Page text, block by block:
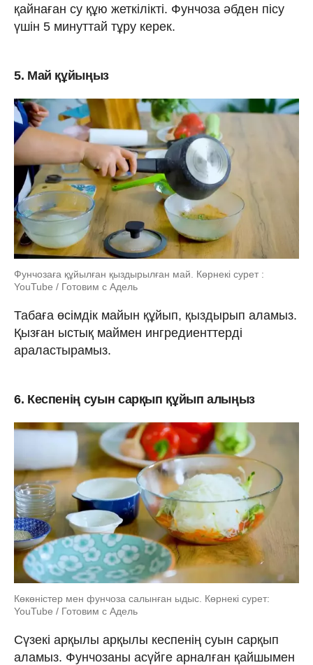
қайнаған су құю жеткілікті. Фунчоза әбден пісу
үшін 5 минуттай тұру керек.
5. Май құйыңыз
Фунчозаға құйылған қыздырылған май. Көрнекі сурет :
YouTube / Готовим с Адель
Табаға өсімдік майын құйып, қыздырып аламыз.
Қызған ыстық маймен ингредиенттерді
араластырамыз.
6. Кеспенің суын сарқып құйып алыңыз
Көкөністер мен фунчоза салынған ыдыс. Көрнекі сурет:
YouTube / Готовим с Адель
Сүзекі арқылы арқылы кеспенің суын сарқып
аламыз. Фунчозаны асүйге арналған қайшымен